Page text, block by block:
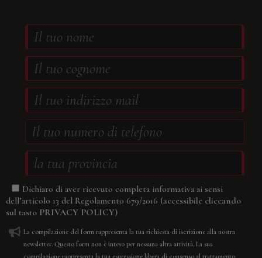
Dichiaro di aver ricevuto completa informativa ai sensi
dell’articolo 13 del Regolamento 679/2016 (accessibile cliccando
sul tasto PRIVACY POLICY)
La compilazione del form rappresenta la tua richiesta di iscrizione alla nostra
newsletter. Questo form non è inteso per nessuna altra attività. La sua